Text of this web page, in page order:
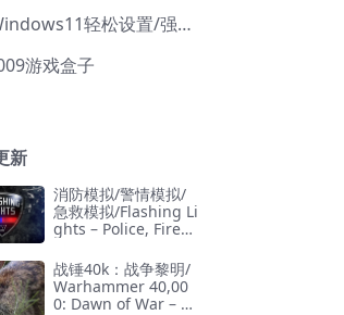
Windows11轻松设置/强力禁止WD等/兼容Win10
游戏盒子
新
消防模拟/警情模拟/
急救模拟/Flashing Li
ghts – Police, Firefi
Services Simulator
战锤40k：战争黎明/
Warhammer 40,00
0: Dawn of War – D